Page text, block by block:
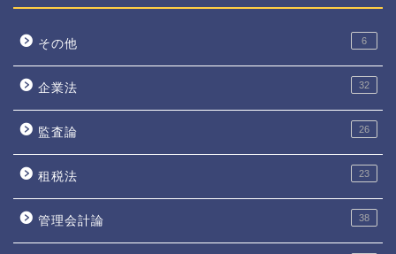
その他 6
企業法 32
監査論 26
租税法 23
管理会計論 38